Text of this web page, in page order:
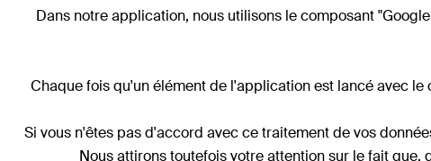
Dans notre application, nous utilisons le composant
Chaque fois qu'un élément de l'application est lancé avec
Si vous n'êtes pas d'accord avec ce traitement de vos
Nous attirons toutefois votre attention sur le fait que,